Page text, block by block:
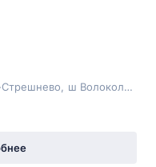
ш Волоколамское